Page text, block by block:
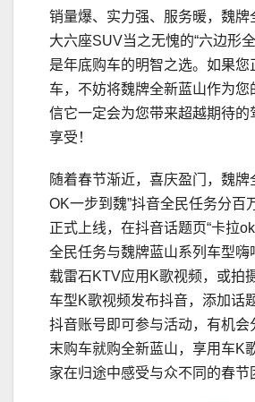
销量爆、实力强、服务暖，魏牌
大六座SUV当之无愧的“六边形
是年底购车的明智之选。如果您
车，不妨将魏牌全新蓝山作为您
信它一定会为您带来超越期待的
享受！
随着春节渐近，喜庆盈门，魏牌
OK一步到魏”抖音全民任务分百
正式上线，在抖音话题页“卡拉
全民任务与魏牌蓝山系列车型嗨
载雷石KTV应用K歌视频，或拍
车型K歌视频发布抖音，添加话
抖音账号即可参与活动，有机会
末购车就购全新蓝山，享用车K
家在归途中感受与众不同的春节